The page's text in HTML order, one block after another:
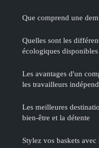
Que comprend une
Quelles sont les
écologiques
Les avantages d'un
les travailleurs
Les meilleures
bien-être et la détente
Stylez vos baskets avec